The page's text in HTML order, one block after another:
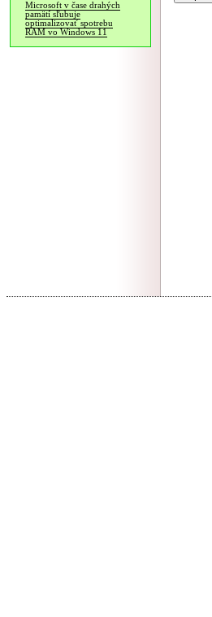
Microsoft v čase drahých
pamätí sľubuje
optimalizovať spotrebu
RAM vo Windows 11